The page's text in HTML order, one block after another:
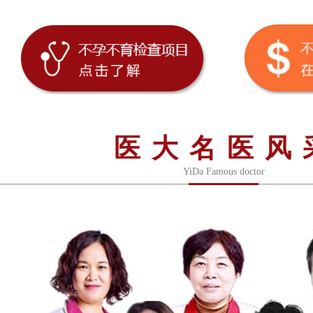
医大名医风
YiDa Famous doctor